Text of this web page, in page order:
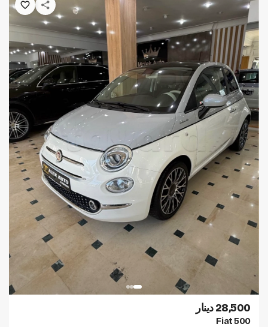
28,500 دينار
Fiat 500